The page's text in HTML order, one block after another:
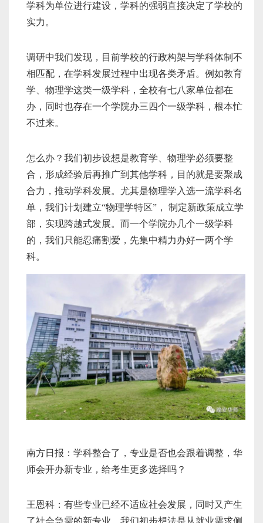
学科为单位进行建设，学科的强弱直接决定了学校的
实力。
调研中我们发现，目前学校的行政构架与学科体制不
相匹配，在学科发展过程中出现各类矛盾。例如教育
学、物理学这类一级学科，全校有七八家单位都在
办，同时也存在一个学院办三四个一级学科，根本忙
不过来。
怎么办？我们初步设想是教育学、物理学必须要整
合，形成经验后再推广到其他学科，目的就是要聚成
合力，推动学科发展。尤其是物理学入选一流学科名
单，我们计划建立“物理学特区”， 制定新政策成立学
部，实现跨越式发展。而一个学院办几个一级学科
的，我们只能忍痛割爱，先集中精力办好一两个学
科。
南方日报：学科整合了，专业是否也会跟着调整，华
师会开办新专业，给考生更多选择吗？
王恩科：有些专业已经不适应社会发展，同时又产生
了社会急需的新专业。我们初步想法是从就业需求侧